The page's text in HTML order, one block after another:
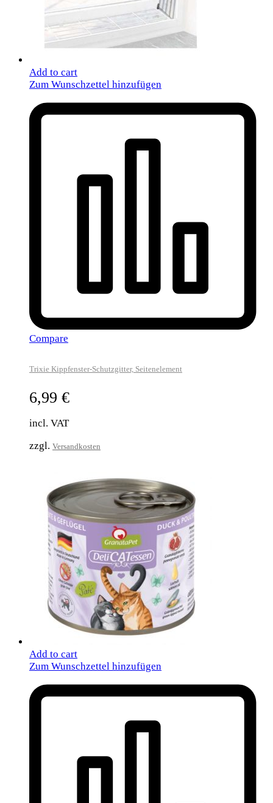
Add to cart
Zum Wunschzettel hinzufügen
Compare
Trixie Kippfenster-Schutzgitter, Seitenelement
6,99 €
incl. VAT
zzgl. Versandkosten
Add to cart
Zum Wunschzettel hinzufügen